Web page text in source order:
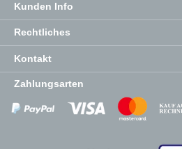
Kunden Info
Rechtliches
Kontakt
Zahlungsarten
Zahlungsanbieter